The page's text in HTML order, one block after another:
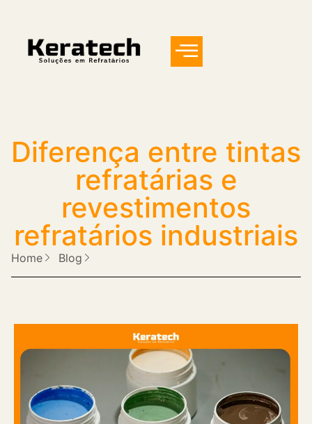
Diferença entre tintas
refratárias e
revestimentos
refratários industriais
Home Blog